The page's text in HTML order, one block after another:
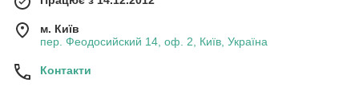
м. Київ
пер. Феодосийский 14, оф. 2, Київ, Україна
Контакти